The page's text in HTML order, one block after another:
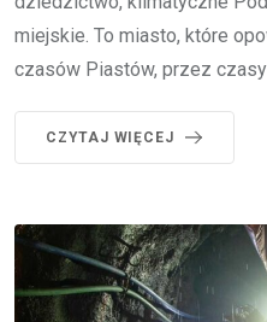
miejskie. To miasto, które
czasów Piastów, przez
CZYTAJ WIĘCEJ